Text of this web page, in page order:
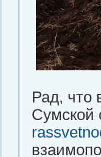
Рад, что
Сумской